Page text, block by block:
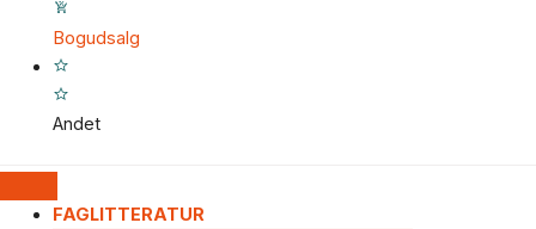
Bogudsalg
Andet
FAGLITTERATUR